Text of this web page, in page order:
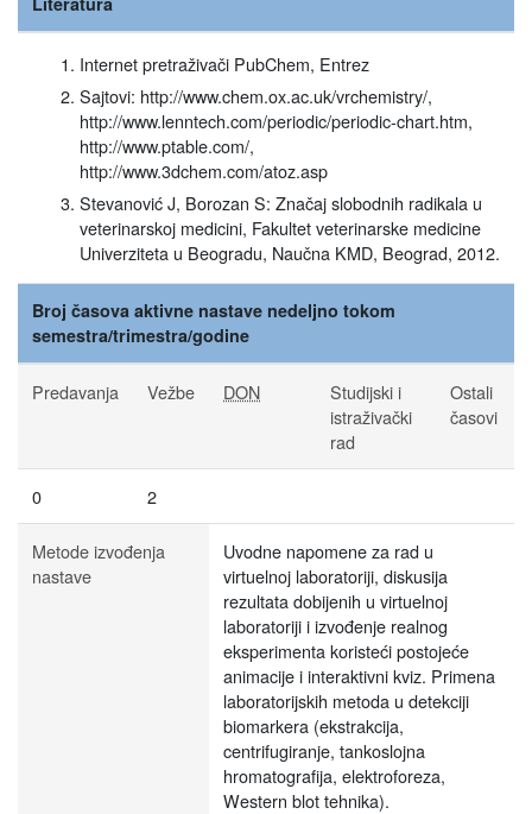
Internet pretraživači PubChem, Entrez
Sajtovi: http://www.chem.ox.ac.uk/vrchemistry/,
http://www.lenntech.com/periodic/periodic-chart.htm,
http://www.ptable.com/,
http://www.3dchem.com/atoz.asp
Stevanović J, Borozan S: Značaj slobodnih radikala u
veterinarskoj medicini, Fakultet veterinarske medicine
Univerziteta u Beogradu, Naučna KMD, Beograd, 2012.
Broj časova aktivne nastave nedeljno tokom
semestra/trimestra/godine
Predavanja Vežbe DON
Studijski i
istraživački
rad
Ostali
časovi
0 2
Metode izvođenja
nastave
Uvodne napomene za rad u
virtuelnoj laboratoriji, diskusija
rezultata dobijenih u virtuelnoj
laboratoriji i izvođenje realnog
eksperimenta koristeći postojeće
animacije i interaktivni kviz. Primena
laboratorijskih metoda u detekciji
biomarkera (ekstrakcija,
centrifugiranje, tankoslojna
hromatografija, elektroforeza,
Western blot tehnika).